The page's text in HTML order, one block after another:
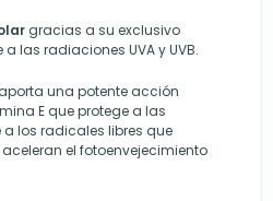
gracias a su exclusivo
las radiaciones UVA y UVB.
una potente acción
E que protege a las
a los radicales libres que
el fotoenvejecimiento